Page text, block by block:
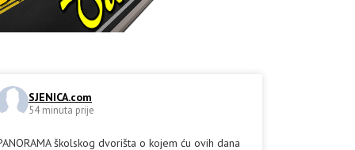
SJENICA.com
54 minuta prije
školskog dvorišta o kojem ću ovih dana